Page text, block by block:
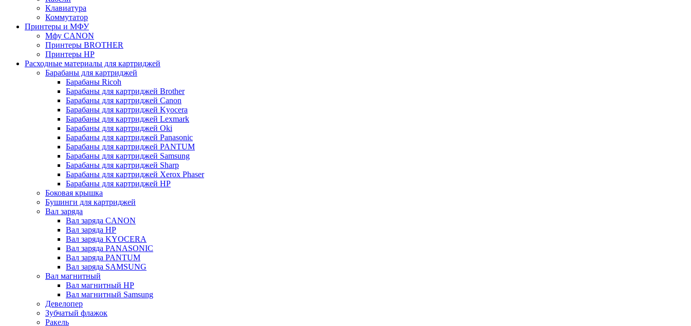
Клавиатура
Коммутатор
Принтеры и МФУ
Мфу CANON
Принтеры BROTHER
Принтеры HP
Расходные материалы для картриджей
Барабаны для картриджей
Барабаны Ricoh
Барабаны для картриджей Brother
Барабаны для картриджей Canon
Барабаны для картриджей Kyocera
Барабаны для картриджей Lexmark
Барабаны для картриджей Oki
Барабаны для картриджей Panasonic
Барабаны для картриджей PANTUM
Барабаны для картриджей Samsung
Барабаны для картриджей Sharp
Барабаны для картриджей Xerox Phaser
Барабаны для картриджей НР
Боковая крышка
Бушинги для картриджей
Вал заряда
Вал заряда CANON
Вал заряда HP
Вал заряда KYOCERA
Вал заряда PANASONIC
Вал заряда PANTUM
Вал заряда SAMSUNG
Вал магнитный
Вал магнитный HP
Вал магнитный Samsung
Девелопер
Зубчатый флажок
Ракель